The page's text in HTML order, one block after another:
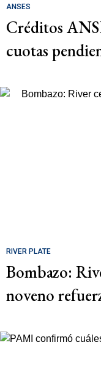
ANSES
Créditos
cuotas
RIVER PLATE
Bombazo:
noveno